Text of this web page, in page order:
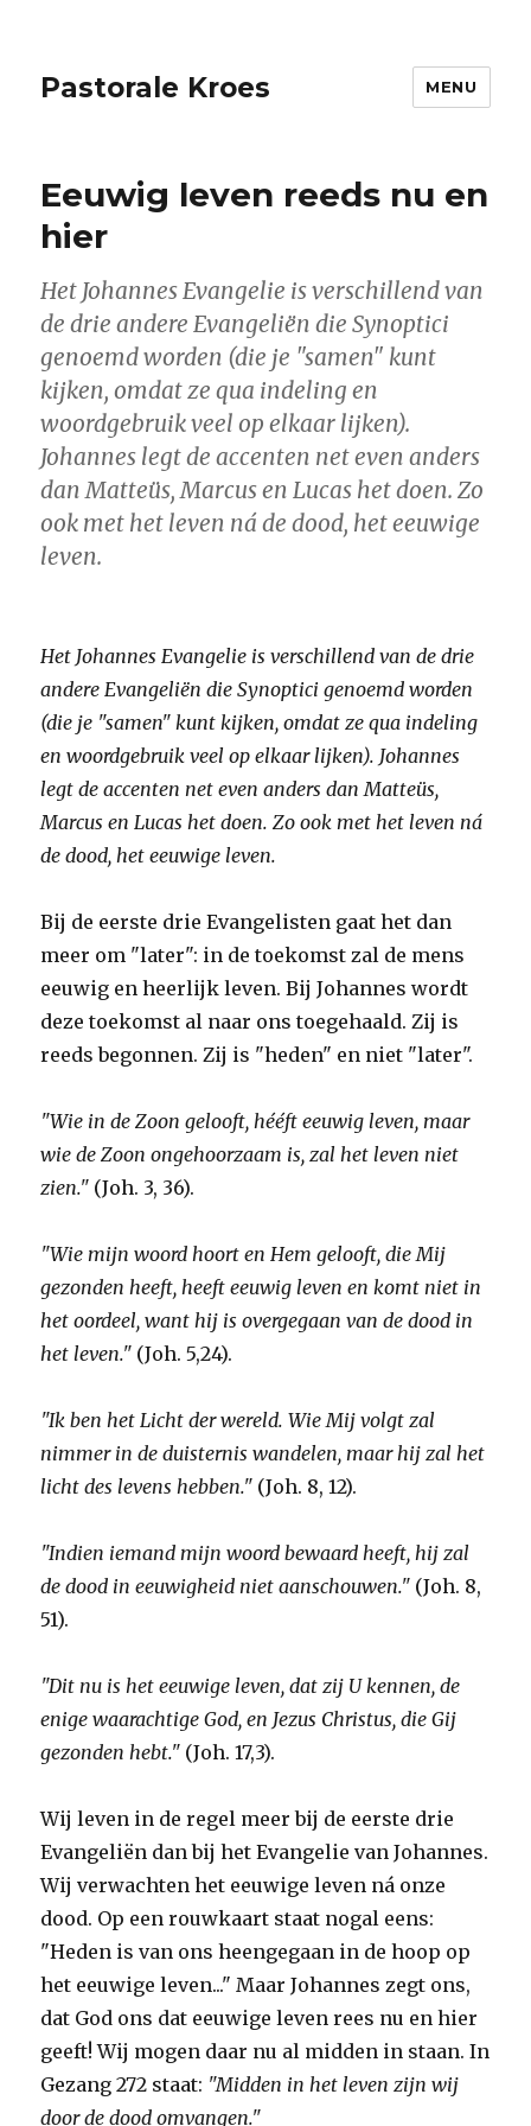
Pastorale Kroes MENU
Eeuwig leven reeds nu en
hier
Het Johannes Evangelie is verschillend van
de drie andere Evangeliën die Synoptici
genoemd worden (die je "samen" kunt
kijken, omdat ze qua indeling en
woordgebruik veel op elkaar lijken).
Johannes legt de accenten net even anders
dan Matteüs, Marcus en Lucas het doen. Zo
ook met het leven ná de dood, het eeuwige
leven.
Het Johannes Evangelie is verschillend van de drie
andere Evangeliën die Synoptici genoemd worden
(die je "samen" kunt kijken, omdat ze qua indeling
en woordgebruik veel op elkaar lijken). Johannes
legt de accenten net even anders dan Matteüs,
Marcus en Lucas het doen. Zo ook met het leven ná
de dood, het eeuwige leven.
Bij de eerste drie Evangelisten gaat het dan
meer om "later": in de toekomst zal de mens
eeuwig en heerlijk leven. Bij Johannes wordt
deze toekomst al naar ons toegehaald. Zij is
reeds begonnen. Zij is "heden" en niet "later".
"Wie in de Zoon gelooft, hééft eeuwig leven, maar
wie de Zoon ongehoorzaam is, zal het leven niet
zien." (Joh. 3, 36).
"Wie mijn woord hoort en Hem gelooft, die Mij
gezonden heeft, heeft eeuwig leven en komt niet in
het oordeel, want hij is overgegaan van de dood in
het leven." (Joh. 5,24).
"Ik ben het Licht der wereld. Wie Mij volgt zal
nimmer in de duisternis wandelen, maar hij zal het
licht des levens hebben." (Joh. 8, 12).
"Indien iemand mijn woord bewaard heeft, hij zal
de dood in eeuwigheid niet aanschouwen." (Joh. 8,
51).
"Dit nu is het eeuwige leven, dat zij U kennen, de
enige waarachtige God, en Jezus Christus, die Gij
gezonden hebt." (Joh. 17,3).
Wij leven in de regel meer bij de eerste drie
Evangeliën dan bij het Evangelie van Johannes.
Wij verwachten het eeuwige leven ná onze
dood. Op een rouwkaart staat nogal eens:
"Heden is van ons heengegaan in de hoop op
het eeuwige leven..." Maar Johannes zegt ons,
dat God ons dat eeuwige leven rees nu en hier
geeft! Wij mogen daar nu al midden in staan. In
Gezang 272 staat: "Midden in het leven zijn wij
door de dood omvangen."